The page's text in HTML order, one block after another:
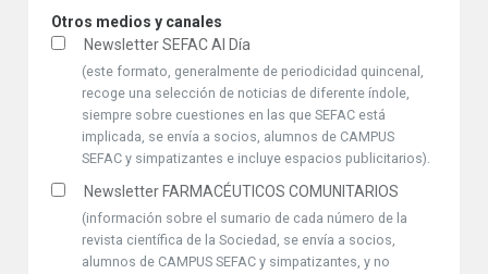
Otros medios y canales
Newsletter SEFAC Al Día
(este formato, generalmente de periodicidad quincenal,
recoge una selección de noticias de diferente índole,
siempre sobre cuestiones en las que SEFAC está
implicada, se envía a socios, alumnos de CAMPUS
SEFAC y simpatizantes e incluye espacios publicitarios).
Newsletter FARMACÉUTICOS COMUNITARIOS
(información sobre el sumario de cada número de la
revista científica de la Sociedad, se envía a socios,
alumnos de CAMPUS SEFAC y simpatizantes, y no